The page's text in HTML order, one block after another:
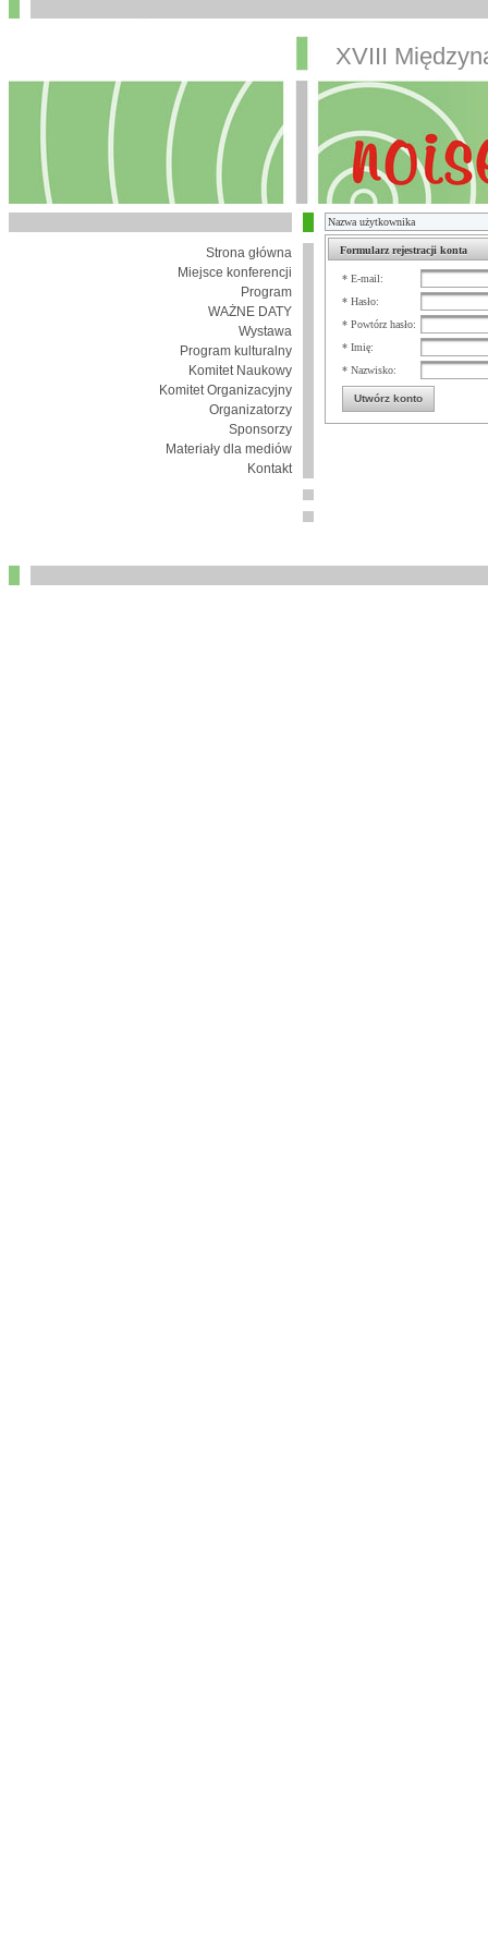
XVIII
Strona główna
Miejsce konferencji
Program
WAŻNE DATY
Wystawa
Program kulturalny
Komitet Naukowy
Komitet Organizacyjny
Organizatorzy
Sponsorzy
Materiały dla mediów
Kontakt
Formularz rejestracji konta
* E-mail:
* Hasło:
* Powtórz hasło:
* Imię:
* Nazwisko:
Utwórz konto